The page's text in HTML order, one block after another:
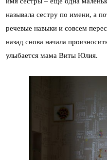
называла сестру по имени, а
речевые навыки и совсем
назад снова начала
улыбается мама Виты Юлия.